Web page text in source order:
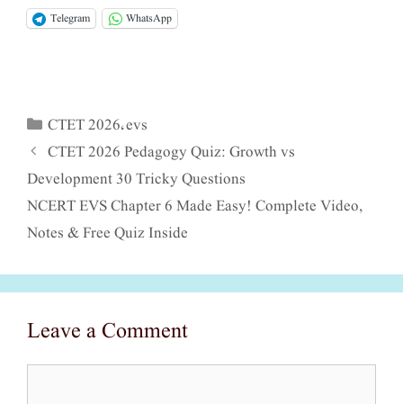
Telegram
WhatsApp
Categories
CTET 2026,evs
CTET 2026 Pedagogy Quiz: Growth vs
Development 30 Tricky Questions
NCERT EVS Chapter 6 Made Easy! Complete Video,
Notes & Free Quiz Inside
Leave a Comment